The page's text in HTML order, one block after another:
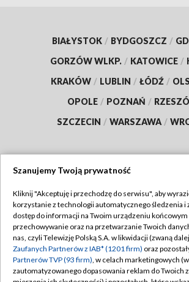
BIAŁYSTOK / BYDGOSZCZ /
GORZÓW WLKP. / KATOWICE /
KRAKÓW / LUBLIN / ŁÓDŹ /
OPOLE / POZNAŃ /
SZCZECIN / WARSZAWA /
TVP
Abonament TVP
Emisja w TVP
Centrum informacji TVP
Regulamin TVP
Polityka prywatności
Moje zgody
Szanujemy Twoją prywatność
Kliknij "Akceptuję i przechodzę do serwisu", aby
korzystanie z technologii automatycznego śledzenia i
dostęp do informacji na Twoim urządzeniu końcowym
przechowywanie oraz na przetwarzanie Twoich
nas, czyli Telewizję Polską S.A. w likwidacji (zwaną
Zaufanych Partnerów z IAB* (1201 firm) oraz
Partnerów TVP (93 firm), w celach marketingowych
zautomatyzowanego dopasowania reklam do Twoich